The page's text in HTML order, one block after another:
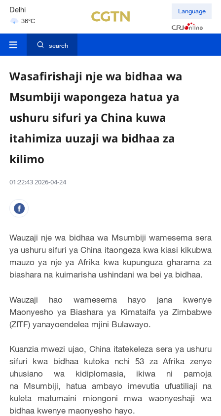
Hyderabad
42°C
Mumbai
Language
search
Wasafirishaji nje wa bidhaa wa
Msumbiji wapongeza hatua ya
ushuru sifuri ya China kuwa
itahimiza uuzaji wa bidhaa za
kilimo
01:22:43 2026-04-24
Wauzaji nje wa bidhaa wa Msumbiji wamesema sera
ya ushuru sifuri ya China itaongeza kwa kiasi kikubwa
mauzo ya nje ya Afrika kwa kupunguza gharama za
biashara na kuimarisha ushindani wa bei ya bidhaa.
Wauzaji hao wamesema hayo jana kwenye
Maonyesho ya Biashara ya Kimataifa ya Zimbabwe
(ZITF) yanayoendelea mjini Bulawayo.
Kuanzia mwezi ujao, China itatekeleza sera ya ushuru
sifuri kwa bidhaa kutoka nchi 53 za Afrika zenye
uhusiano wa kidiplomasia, ikiwa ni pamoja
na Msumbiji, hatua ambayo imevutia ufuatiliaji na
kuleta matumaini miongoni mwa waonyeshaji wa
bidhaa kwenye maonyesho hayo.